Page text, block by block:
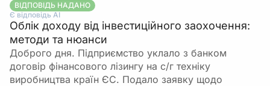
ВІДПОВІДЬ НАДАНО
Є відповідь АІ
Облік доходу від інвестиційного заохочення:
методи та нюанси
Доброго дня. Підприємство уклало з банком
договір фінансового лізингу на с/г техніку
виробництва країн ЄС. Подало заявку щодо